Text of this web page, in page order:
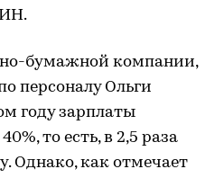
бумажной компании,
персоналу Ольги
году зарплаты
то есть, в 2,5 раза
Однако, как отмечает